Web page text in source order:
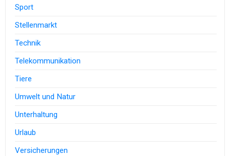
Sport
Stellenmarkt
Technik
Telekommunikation
Tiere
Umwelt und Natur
Unterhaltung
Urlaub
Versicherungen